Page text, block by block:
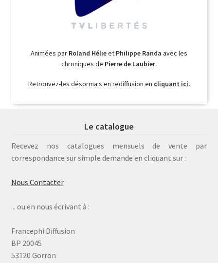
Animées par Roland Hélieet Philippe Randa avec les
chroniques de Pierre de Laubier.
Retrouvez-les désormais en rediffusion en cliquant ici.
Le catalogue
Recevez nos catalogues mensuels de vente par
correspondance sur simple demande en cliquant sur :
Nous Contacter
... ou en nous écrivant à :
Francephi Diffusion
BP 20045
53120 Gorron